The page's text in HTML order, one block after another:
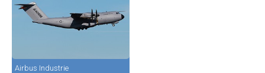
Airbus Industrie